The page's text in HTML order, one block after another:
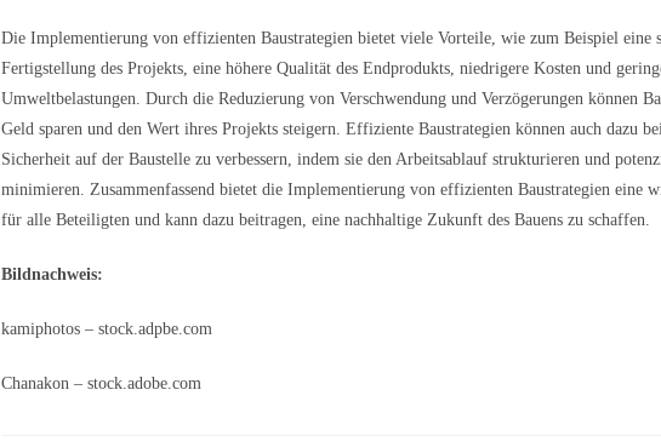
Die Implementierung von effizienten Baustrategien bietet viele Vorteile, wie zum Beispiel eine
Fertigstellung des Projekts, eine höhere Qualität des Endprodukts, niedrigere Kosten und
Umweltbelastungen. Durch die Reduzierung von Verschwendung und Verzögerungen können
Geld sparen und den Wert ihres Projekts steigern. Effiziente Baustrategien können auch dazu
Sicherheit auf der Baustelle zu verbessern, indem sie den Arbeitsablauf strukturieren und
minimieren. Zusammenfassend bietet die Implementierung von effizienten Baustrategien eine
für alle Beteiligten und kann dazu beitragen, eine nachhaltige Zukunft des Bauens zu schaffen.
Bildnachweis:
kamiphotos – stock.adpbe.com
Chanakon – stock.adobe.com